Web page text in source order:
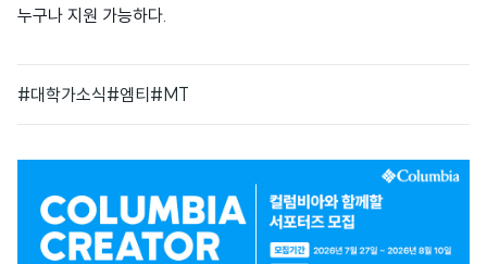
누구나 지원 가능하다.
#대학가소식#엠티 #MT